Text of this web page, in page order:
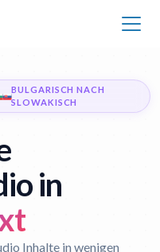
BULGARISCH NACH
SLOWAKISCH
in
Inhalte in wenigen